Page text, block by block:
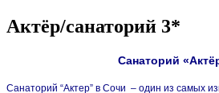
Актёр/санаторий 3*
Санаторий
Санаторий “Актер” в Сочи – один из самых